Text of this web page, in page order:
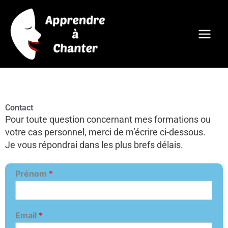
contenu
Contact
Pour toute question concernant mes formations ou
votre cas personnel, merci de m’écrire ci-dessous.
Je vous répondrai dans les plus brefs délais.
Prénom *
Email *